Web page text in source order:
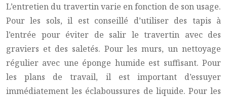
L’entretien du travertinvarie en fonction de son usage.
Pour les sols, il est conseillé d’utiliser des tapis à
l’entrée pour éviter de salir le travertin avec des
graviers et des saletés. Pour les murs, un nettoyage
régulier avec une éponge humide est suffisant. Pour
les plans de travail, il est important d’essuyer
immédiatement les éclaboussures de liquide. Pour les